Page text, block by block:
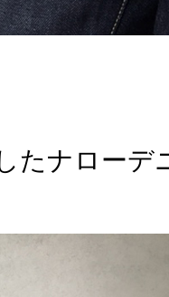
たナローデ